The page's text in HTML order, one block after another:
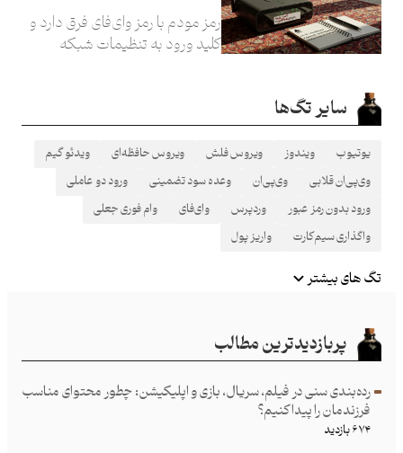
سایر تگ‌ها
یوتیوب ویندوز ویروس فلش ویروس حافظه‌ای
ویدئو گیم
وی‌پی‌ان قلابی
وی‌پی‌ان وعده سود تضمینی
ورود دو عاملی
ورود بدون رمز عبور
وردپرس وای‌فای
وام فوری جعلی
واگذاری سیم‌کارت
واریز پول
تگ های بیشتر
پربازدیدترین مطالب
رده‌بندی سنی در فیلم، سریال، بازی و اپلیکیشن: چطور محتوای مناسب
فرزند‌مان را پیدا کنیم؟
۶۷۴ بازدید
رمز مودم با رمز وای‌فای فرق دارد و
کلید ورود به تنظیمات شبکه
نمی‌دانید…